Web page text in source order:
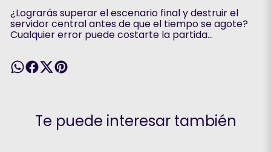
¿Lograrás superar el escenario final y destruir el
servidor central antes de que el tiempo se agote?
Cualquier error puede costarte la partida...
Te puede interesar también